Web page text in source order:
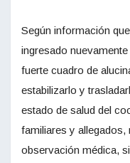
Según información
ingresado
fuerte cuadro de
estabilizarlo y
estado de salud del
familiares y allegados,
observación médica,